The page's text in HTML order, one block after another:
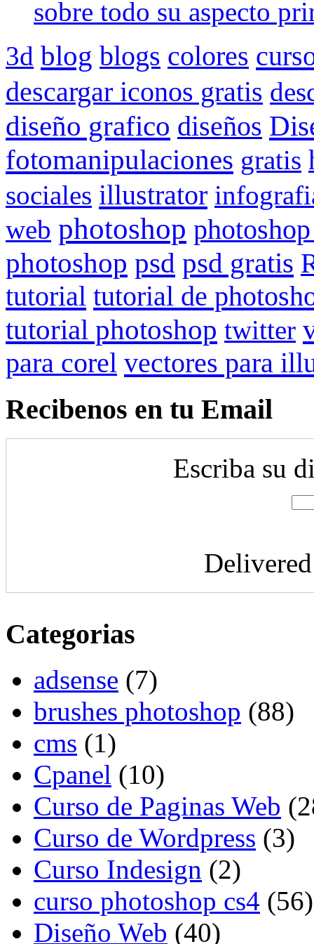
sobre todo su aspecto
3d blog blogs colores
descargar iconos gratis
diseño grafico diseños
fotomanipulaciones gratis
sociales illustrator
web photoshop
photoshop psd psd gratis
tutorial tutorial de
tutorial photoshop twitter
para corel vectores para
Recibenos en tu Email
Escriba su
Categorias
adsense (7)
brushes photoshop (88)
cms (1)
Cpanel (10)
Curso de Paginas Web
Curso de Wordpress (3)
Curso Indesign (2)
curso photoshop cs4 (56)
Diseño Web (40)